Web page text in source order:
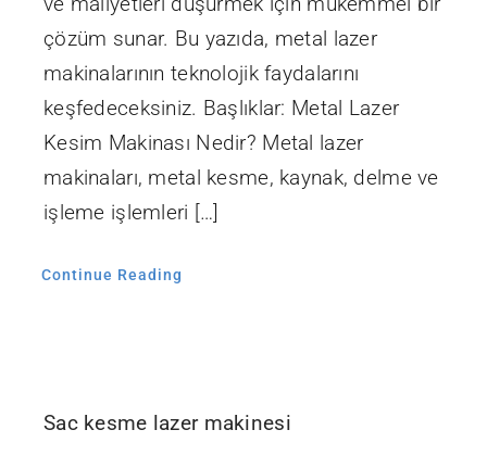
çözüm sunar. Bu yazıda, metal lazer
makinalarının teknolojik faydalarını
keşfedeceksiniz. Başlıklar: Metal Lazer
Kesim Makinası Nedir? Metal lazer
makinaları, metal kesme, kaynak, delme ve
işleme işlemleri […]
Continue Reading
Sac kesme lazer makinesi